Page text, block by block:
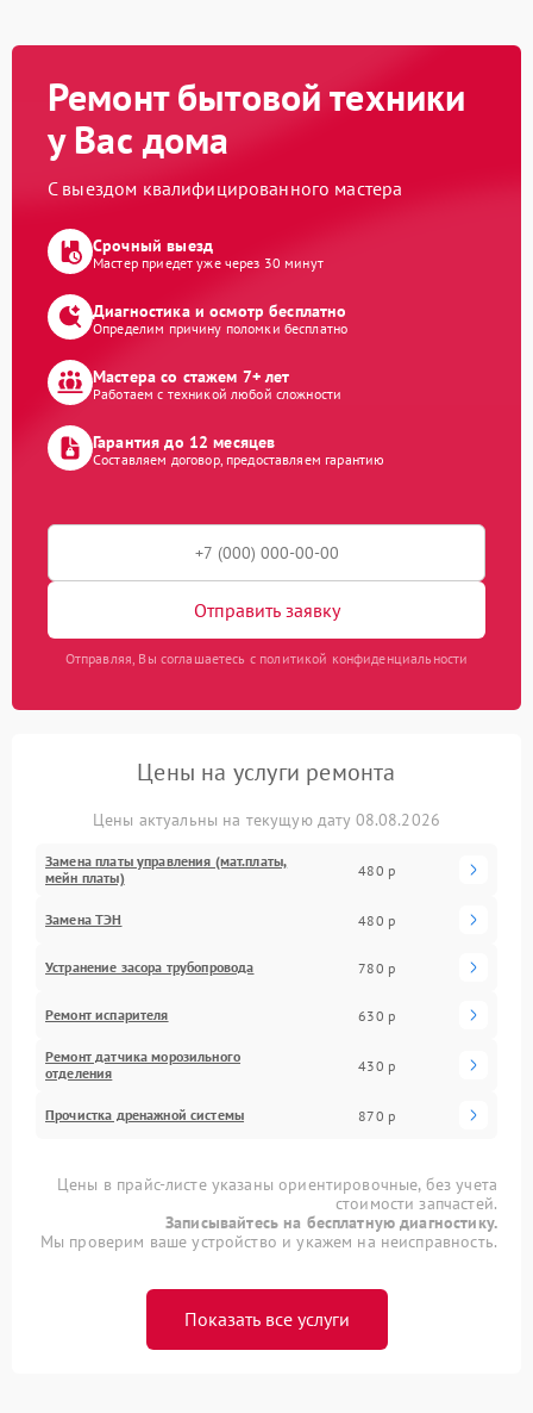
Ремонт бытовой техники
у Вас дома
С выездом квалифицированного мастера
Срочный выезд
Мастер приедет уже через 30 минут
Диагностика и осмотр бесплатно
Определим причину поломки бесплатно
Мастера со стажем 7+ лет
Работаем с техникой любой сложности
Гарантия до 12 месяцев
Составляем договор, предоставляем гарантию
Отправить заявку
Отправляя, Вы соглашаетесь с политикой конфиденциальности
Цены на услуги ремонта
Цены актуальны на текущую дату 08.08.2026
Замена платы управления (мат.платы,
мейн платы)
480 р
Замена ТЭН 480 р
Устранение засора трубопровода 780 р
Ремонт испарителя 630 р
Ремонт датчика морозильного
отделения
430 р
Прочистка дренажной системы 870 р
Цены в прайс-листе указаны ориентировочные, без учета
стоимости запчастей.
Записывайтесь на бесплатную диагностику.
Мы проверим ваше устройство и укажем на неисправность.
Показать все услуги